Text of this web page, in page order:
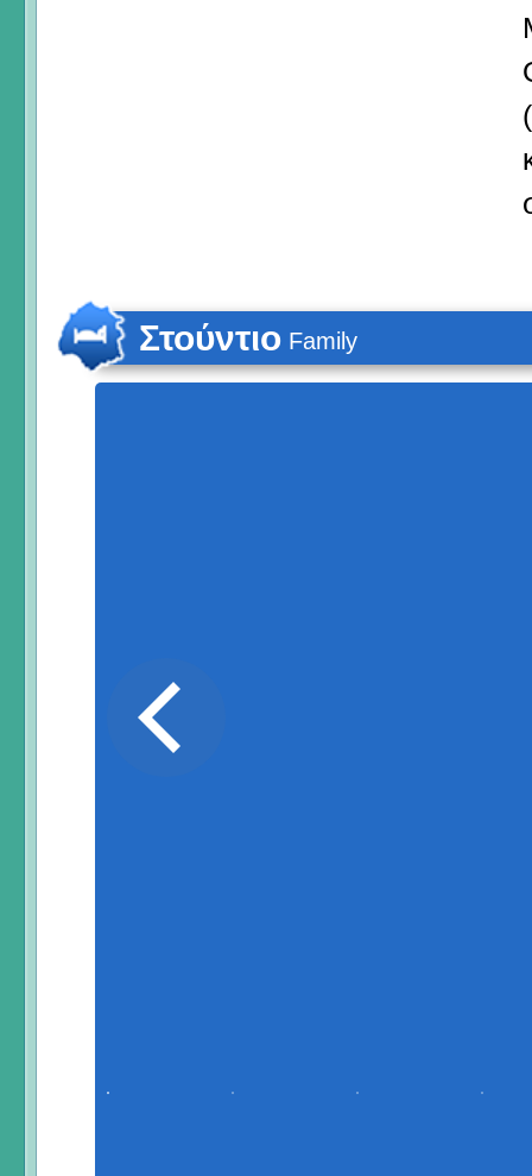
Στούντιο Family